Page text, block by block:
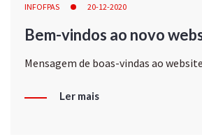
INFOFPAS 20-12-2020
Bem-vindos ao novo
Mensagem de boas-vindas ao website
Ler mais